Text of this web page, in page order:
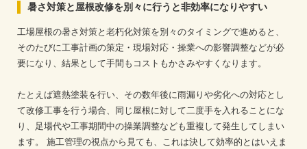
暑さ対策と屋根改修を別々に行うと非効率になりやすい
工場屋根の暑さ対策と老朽化対策を別々のタイミングで進めると、
そのたびに工事計画の策定・現場対応・操業への影響調整などが必
要になり、結果として手間もコストもかさみやすくなります。
たとえば遮熱塗装を行い、その数年後に雨漏りや劣化への対応とし
て改修工事を行う場合、同じ屋根に対して二度手を入れることにな
り、足場代や工事期間中の操業調整なども重複して発生してしまい
ます。
施工管理の視点から見ても、これは決して効率的とはいえま